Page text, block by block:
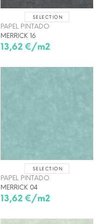
SELECTION
PAPEL PINTADO
MERRICK 16
13,62 €/m2
SELECTION
PAPEL PINTADO
MERRICK 04
13,62 €/m2